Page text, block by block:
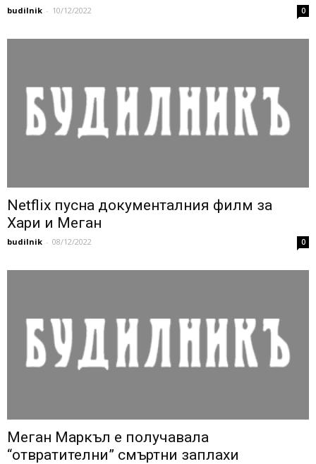
budilnik - 10/12/2022 0
Netflix пусна документалния филм за
Хари и Меган
budilnik - 08/12/2022 0
Меган Маркъл е получавала
“отвратителни” смъртни заплахи